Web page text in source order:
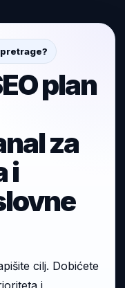
plan
za
i
cilj. Dobićete